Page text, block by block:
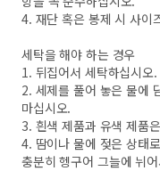
4. 재단 혹은 봉제 시 사
세탁을 해야 하는 경우
1. 뒤집어서 세탁하십시오.
2. 세제를 풀어 놓은 물에
마십시오.
3. 흰색 제품과 유색 제품
4. 땀이나 물에 젖은 상태
충분히 헹구어 그늘에 뉘